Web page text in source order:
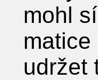
mohl
udržet